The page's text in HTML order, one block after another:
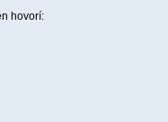
hovorí: